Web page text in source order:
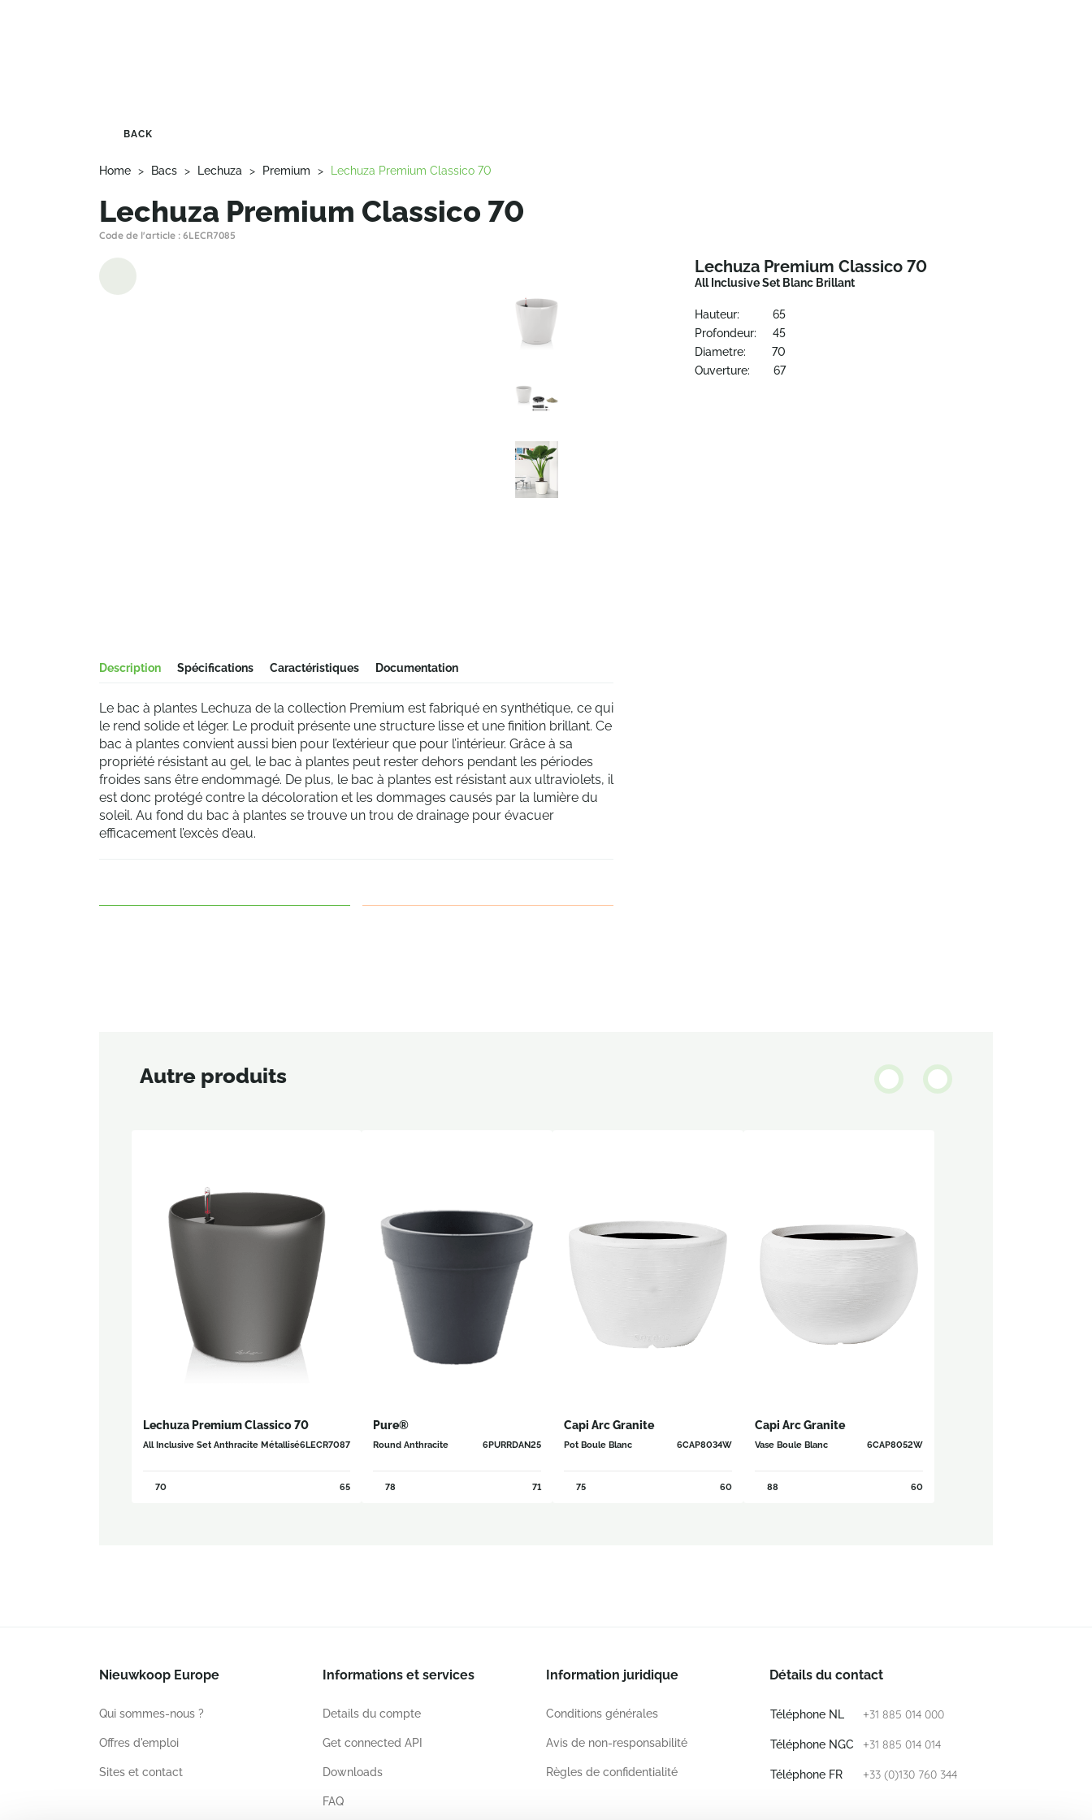
BACK
Home > Bacs > Lechuza > Premium > Lechuza Premium Classico 70
Lechuza Premium Classico 70
Code de l'article : 6LECR7085
Description Spécifications Caractéristiques Documentation
Le bac à plantes Lechuza de la collection Premium est fabriqué en synthétique, ce qui
le rend solide et léger. Le produit présente une structure lisse et une finition brillant. Ce
bac à plantes convient aussi bien pour l’extérieur que pour l’intérieur. Grâce à sa
propriété résistant au gel, le bac à plantes peut rester dehors pendant les périodes
froides sans être endommagé. De plus, le bac à plantes est résistant aux ultraviolets, il
est donc protégé contre la décoloration et les dommages causés par la lumière du
soleil. Au fond du bac à plantes se trouve un trou de drainage pour évacuer
efficacement l’excès d’eau.
Lechuza Premium Classico 70
All Inclusive Set Blanc Brillant
Hauteur:
65
Profondeur:
45
Diametre:
70
Ouverture:
67
Autre produits
Lechuza Premium Classico 70
All Inclusive Set Anthracite Métallisé6LECR7087
70 65
Pure®
Round Anthracite 6PURRDAN25
78 71
Capi Arc Granite
Pot Boule Blanc 6CAP8034W
75 60
Capi Arc Granite
Vase Boule Blanc 6CAP8052W
88 60
Nieuwkoop Europe
Qui sommes-nous ?
Offres d'emploi
Sites et contact
Informations et services
Details du compte
Get connected API
Downloads
FAQ
Information juridique
Conditions générales
Avis de non-responsabilité
Règles de confidentialité
Détails du contact
Téléphone NL +31 885 014 000
Téléphone NGC +31 885 014 014
Téléphone FR +33 (0)130 760 344